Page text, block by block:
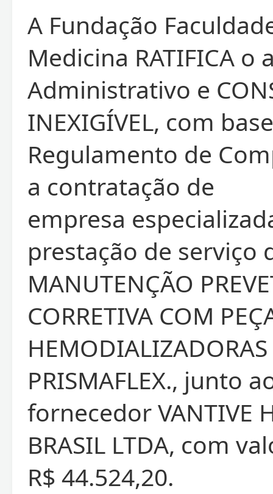
A Fundação
Medicina RATIFICA o
Administrativo e
INEXIGÍVEL, com
Regulamento de
a contratação de
empresa
prestação de serviço
MANUTENÇÃO
CORRETIVA COM
HEMODIALIZADORAS
PRISMAFLEX., junto
fornecedor VANTIVE
BRASIL LTDA, com
R$ 44.524,20.